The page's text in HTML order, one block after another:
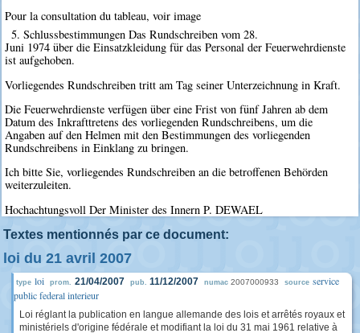
Pour la consultation du tableau, voir image
5. Schlussbestimmungen Das Rundschreiben vom 28.
Juni 1974 über die Einsatzkleidung für das Personal der Feuerwehrdienste
ist aufgehoben.
Vorliegendes Rundschreiben tritt am Tag seiner Unterzeichnung in Kraft.
Die Feuerwehrdienste verfügen über eine Frist von fünf Jahren ab dem
Datum des Inkrafttretens des vorliegenden Rundschreibens, um die
Angaben auf den Helmen mit den Bestimmungen des vorliegenden
Rundschreibens in Einklang zu bringen.
Ich bitte Sie, vorliegendes Rundschreiben an die betroffenen Behörden
weiterzuleiten.
Hochachtungsvoll Der Minister des Innern P. DEWAEL
Textes mentionnés par ce document:
loi du 21 avril 2007
type loi prom. 21/04/2007 pub. 11/12/2007 numac 2007000933 source service
public federal interieur
Loi réglant la publication en langue allemande des lois et arrêtés royaux et
ministériels d'origine fédérale et modifiant la loi du 31 mai 1961 relative à